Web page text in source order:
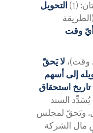
(1)
التحويل
(الطريقة
أيّ وقت
وقت)، لا يَحقّ
إلى أسهم
استحقاق
يُسَدِّد السند
ويَحقّ لمجلس
مال الشركة